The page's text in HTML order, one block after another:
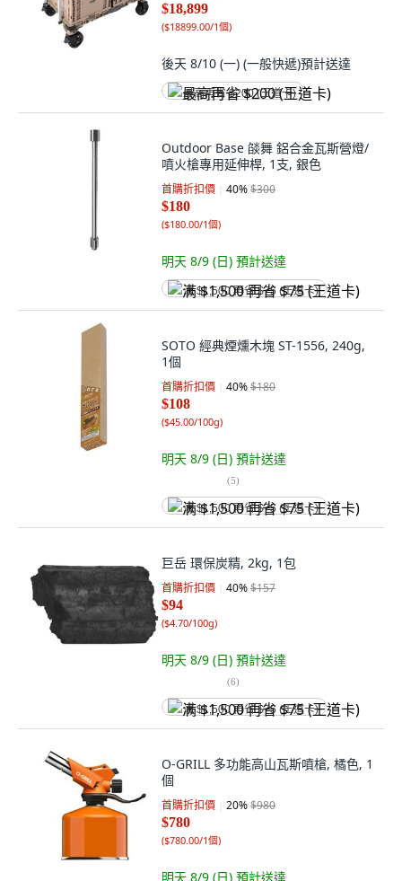
$18,899
($18899.00/1個)
後天 8/10 (一) (一般快遞)預計送達
最高再省 $200 (王道卡)
Outdoor Base 燄舞 鋁合金瓦斯營燈/
噴火槍專用延伸桿, 1支, 銀色
首購折扣價 40%$300
$180
($180.00/1個)
明天 8/9 (日) 預計送達
满 $1,500 再省 $75 (王道卡)
SOTO 經典煙燻木塊 ST-1556, 240g,
1個
首購折扣價 40%$180
$108
($45.00/100g)
明天 8/9 (日) 預計送達
(5)
满 $1,500 再省 $75 (王道卡)
巨岳 環保炭精, 2kg, 1包
首購折扣價 40%$157
$94
($4.70/100g)
明天 8/9 (日) 預計送達
(6)
满 $1,500 再省 $75 (王道卡)
O-GRILL 多功能高山瓦斯噴槍, 橘色, 1
個
首購折扣價 20%$980
$780
($780.00/1個)
明天 8/9 (日) 預計送達